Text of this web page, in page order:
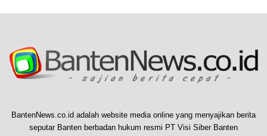
BantenNews.co.id adalah website media online yang menyajikan berita
seputar Banten berbadan hukum resmi PT Visi Siber Banten